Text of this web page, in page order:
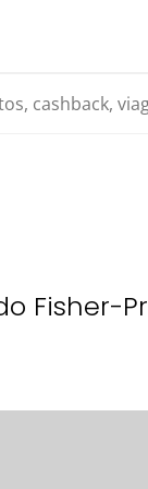
viagens...
Fisher-